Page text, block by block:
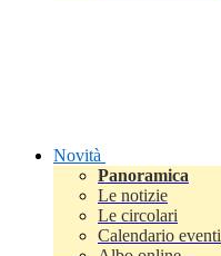
Novità
Panoramica
Le notizie
Le circolari
Calendario eventi